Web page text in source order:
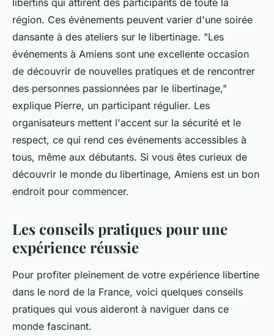
libertins qui attirent des participants de toute la
région. Ces événements peuvent varier d'une soirée
dansante à des ateliers sur le libertinage. "Les
événements à Amiens sont une excellente occasion
de découvrir de nouvelles pratiques et de rencontrer
des personnes passionnées par le libertinage,"
explique Pierre, un participant régulier. Les
organisateurs mettent l'accent sur la sécurité et le
respect, ce qui rend ces événements accessibles à
tous, même aux débutants. Si vous êtes curieux de
découvrir le monde du libertinage, Amiens est un bon
endroit pour commencer.
Les conseils pratiques pour une
expérience réussie
Pour profiter pleinement de votre expérience libertine
dans le nord de la France, voici quelques conseils
pratiques qui vous aideront à naviguer dans ce
monde fascinant.